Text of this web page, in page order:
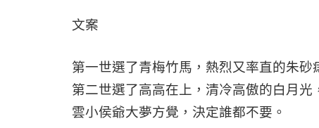
文案
第一世選了青梅竹馬，熱烈又率直的朱砂
第二世選了高高在上，清冷高傲的白月光
雲小侯爺大夢方覺，決定誰都不要。